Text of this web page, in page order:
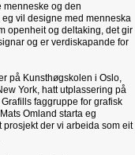
menneske og den
vil designe med menneska
openheit og deltaking, det gir
og er verdiskapande for
på Kunsthøgskolen i Oslo,
York, hatt utplassering på
faggruppe for grafisk
Omland starta eg
der vi arbeida som eit